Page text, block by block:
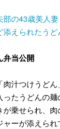
部の43歳美人
えられたうど
当公開
汁つけうど
ったうどんの
が乗せられ、
ーが添えられ